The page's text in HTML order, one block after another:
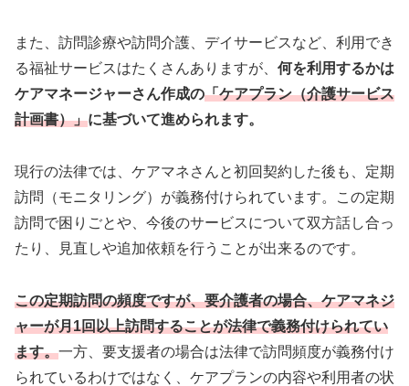
また、訪問診療や訪問介護、デイサービスなど、利用でき
る福祉サービスはたくさんありますが、 何を利用するかは
ケアマネージャーさん作成の「ケアプラン（介護サービス
計画書）」に基づいて進められます。
現行の法律では、ケアマネさんと初回契約した後も、定期
訪問（モニタリング）が義務付けられています。この定期
訪問で困りごとや、今後のサービスについて双方話し合っ
たり、見直しや追加依頼を行うことが出来るのです。
この定期訪問の頻度ですが、要介護者の場合、ケアマネジ
ャーが月1回以上訪問することが法律で義務付けられてい
ます。一方、要支援者の場合は法律で訪問頻度が義務付け
られているわけではなく、ケアプランの内容や利用者の状